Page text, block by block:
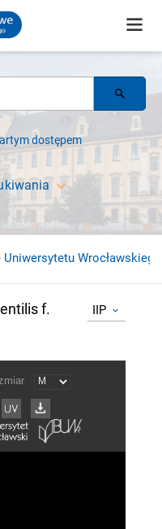
dostępem
Wrocławskiego
f.
IIP